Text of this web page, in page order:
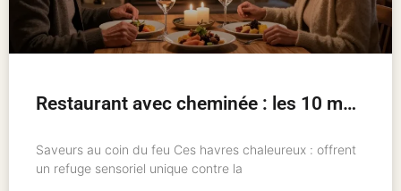
Restaurant avec cheminée : les 10 meilleures adresses pour un hiver chaleureux
Saveurs au coin du feu Ces havres chaleureux : offrent
un refuge sensoriel unique contre la